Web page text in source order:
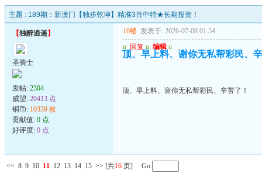
主题 : 189期：新澳门【独步乾坤】精准3肖中特★长期投资！
【独醉逍遥】
圣骑士
发帖: 2304
威望: 20413 点
铜币: 10339 枚
贡献值: 0 点
好评度: 0 点
10楼 发表于: 2026-07-08 01:54
u 回复 u 编辑 u
顶、早上料、谢你无私帮彩民、
顶、早上料、谢你无私帮彩民、辛苦了！
<< 8 9 10 11 12 13 14 15 >> [共16 页] Go